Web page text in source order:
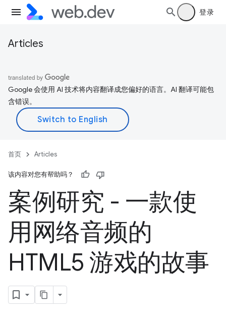
登录
Articles
Google 会使用 AI 技术将内容翻译成您偏好的语言。AI 翻译可能包
含错误。
首页 Articles
该内容对您有帮助吗？
案例研究 - 一款使
用网络音频的
HTML5 游戏的故事